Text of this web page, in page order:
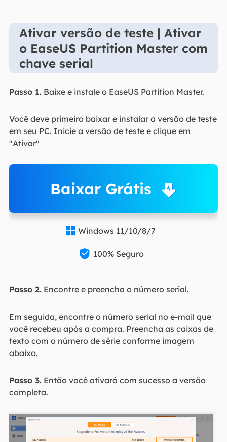
Ativar versão de teste | Ativar
o EaseUS Partition Master com
chave serial
Passo 1.Baixe e instale o EaseUS Partition Master.
Você deve primeiro baixar e instalar a versão de teste
em seu PC. Inicie a versão de teste e clique em
"Ativar"
Baixar Grátis
 Windows 11/10/8/7
 100% Seguro
Passo 2.Encontre e preencha o número serial.
Em seguida, encontre o número serial no e-mail que
você recebeu após a compra. Preencha as caixas de
texto com o número de série conforme imagem
abaixo.
Passo 3.Então você ativará com sucesso a versão
completa.